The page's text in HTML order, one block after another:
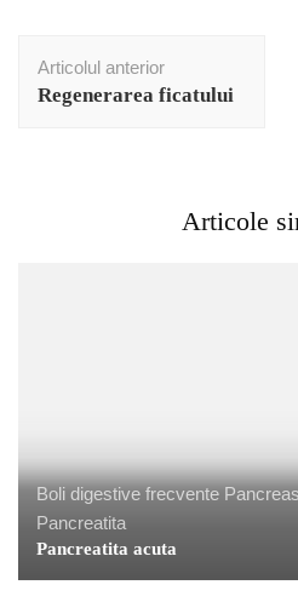
în
articole
Articolul anterior
Regenerarea ficatului
Articole
Boli digestive frecvente
Pancreatita
Pancreatita acuta